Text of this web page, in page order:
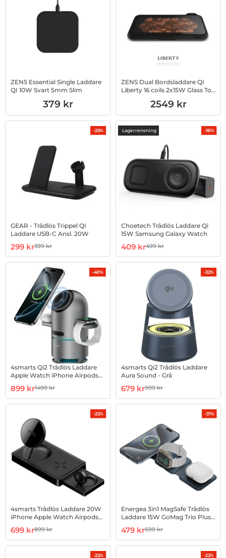
ZENS Essential Single Laddare
QI 10W Svart 5mm Slim
Art. nr 1002838936
379 kr
ZENS Dual Bordsladdare QI
Liberty 16 coils 2x15W Glass Top
Art. nr 1002810191
2549 kr
-25%
GEAR - Trådlös Trippel QI
Laddare USB-C Ansl. 20W
Art. nr 1002837973
rea pris
299 krtidigare pris
399 kr
Lagerrensning -18%
Choetech Trådlös Laddare Qi
15W Samsung Galaxy Watch
Art. nr 1002861681
rea pris
409 krtidigare pris
499 kr
-40%
4smarts Qi2 Trådlös Laddare
Apple Watch iPhone Airpods
Art. nr 1003191498
rea pris
899 krtidigare pris
1499 kr
-32%
4smarts Qi2 Trådlös Laddare
Aura Sound - Grå
Art. nr 1003274287
rea pris
679 krtidigare pris
999 kr
-22%
4smarts Trådlös Laddare 20W
iPhone Apple Watch Airpods
Art. nr 1003274297
rea pris
699 krtidigare pris
899 kr
-31%
Energea 3in1 MagSafe Trådlös
Laddare 15W GoMag Trio Plus -
Art. nr 1003274300
rea pris
479 krtidigare pris
699 kr
-22% -22%